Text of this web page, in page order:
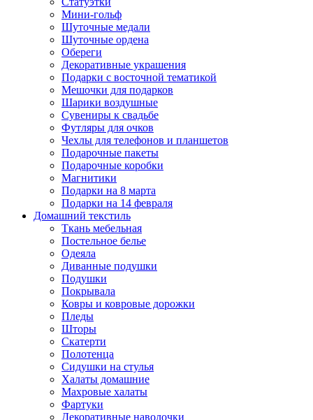
Мини-гольф
Шуточные медали
Шуточные ордена
Обереги
Декоративные украшения
Подарки с восточной тематикой
Мешочки для подарков
Шарики воздушные
Сувениры к свадьбе
Футляры для очков
Чехлы для телефонов и планшетов
Подарочные пакеты
Подарочные коробки
Магнитики
Подарки на 8 марта
Подарки на 14 февраля
Домашний текстиль
Ткань мебельная
Постельное белье
Одеяла
Диванные подушки
Подушки
Покрывала
Ковры и ковровые дорожки
Пледы
Шторы
Скатерти
Полотенца
Сидушки на стулья
Халаты домашние
Махровые халаты
Фартуки
Декоративные наволочки